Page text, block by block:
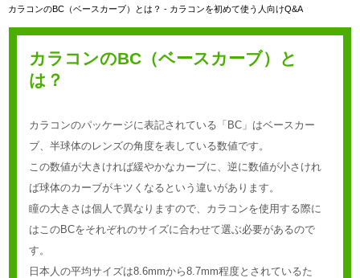
カラコンのBC（ベースカーブ）とは？ - カラコンを初めて使う人向けQ&A
カラコンのBC（ベースカーブ）と
は？
カラコンのパッケージに表記されている「BC」はベースカー
ブ、半球体のレンズの角度を表している数値です。
この数値が大きければ緩やかなカーブに、逆に数値が小さけれ
ば球体のカーブがキツくなるという違いがあります。
瞳の大きさは個人で異なりますので、カラコンを使用する際に
はこのBCをそれぞれのサイズに合わせて選ぶ必要があるので
す。
日本人の平均サイズは8.6mmから8.7mm程度とされているた